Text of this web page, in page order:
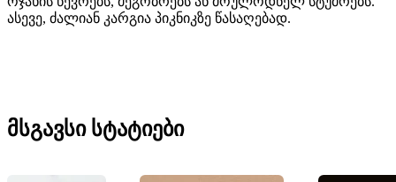
ასევე, ძალიან კარგია პიკნიკზე წასაღებად.
მსგავსი სტატიები